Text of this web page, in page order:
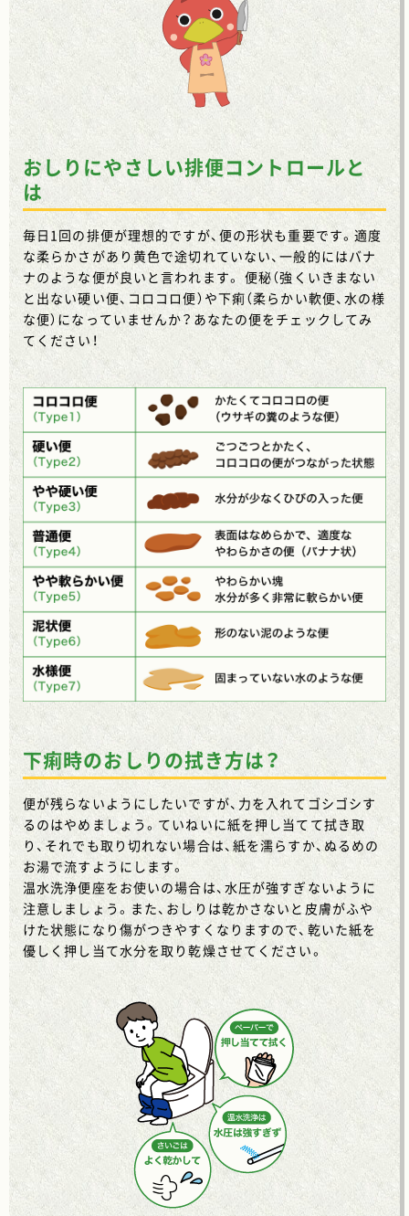
おしりにやさしい排便コントロールと
は
毎日1回の排便が理想的ですが、便の形状も重要です。適度
な柔らかさがあり黄色で途切れていない、一般的にはバナ
ナのような便が良いと言われます。 便秘（強くいきまない
と出ない硬い便、コロコロ便）や下痢（柔らかい軟便、水の様
な便）になっていませんか？あなたの便をチェックしてみ
てください！
下痢時のおしりの拭き方は？
便が残らないようにしたいですが、力を入れてゴシゴシす
るのはやめましょう。ていねいに紙を押し当てて拭き取
り、それでも取り切れない場合は、紙を濡らすか、ぬるめの
お湯で流すようにします。
温水洗浄便座をお使いの場合は、水圧が強すぎないように
注意しましょう。また、おしりは乾かさないと皮膚がふや
けた状態になり傷がつきやすくなりますので、乾いた紙を
優しく押し当て水分を取り乾燥させてください。